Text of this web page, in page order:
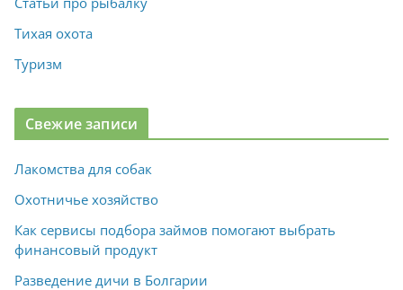
Тихая охота
Туризм
Свежие записи
Лакомства для собак
Охотничье хозяйство
Как сервисы подбора займов помогают выбрать
финансовый продукт
Разведение дичи в Болгарии